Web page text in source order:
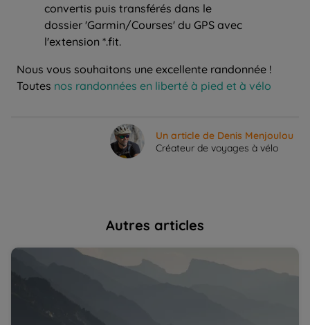
convertis puis transférés dans le
dossier 'Garmin/Courses' du GPS avec
l'extension *.fit.
Nous vous souhaitons une excellente randonnée !
Toutes nos randonnées en liberté à pied et à vélo
Un article de Denis Menjoulou
Créateur de voyages à vélo
Autres articles
Comment voyager seul(e) en toute confiance ?
Découvrez la randonnée accompagnée